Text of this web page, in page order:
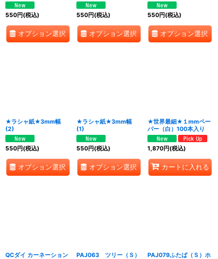
550円(税込)
オプション選択
550円(税込)
オプション選択
550円(税込)
オプション選択
★ラシャ紙★3mm幅
(2)
550円(税込)
オプション選択
★ラシャ紙★3mm幅
(1)
550円(税込)
オプション選択
★世界最細★１mmペー
パー（白）100本入り
1,870円(税込)
カートに入れる
QCダイ カーネーション
PAJ063 ツリー（Ｓ）
PAJ079ふたば（Ｓ）ホ